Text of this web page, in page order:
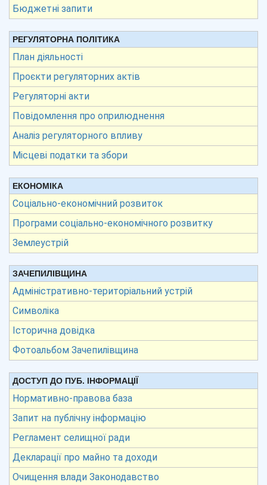
Бюджетні запити
РЕГУЛЯТОРНА ПОЛІТИКА
План діяльності
Проєкти регуляторних актів
Регуляторні акти
Повідомлення про оприлюднення
Аналіз регуляторного впливу
Місцеві податки та збори
ЕКОНОМІКА
Соціально-економічний розвиток
Програми соціально-економічного розвитку
Землеустрій
ЗАЧЕПИЛІВЩИНА
Адміністративно-територіальний устрій
Символіка
Історична довідка
Фотоальбом Зачепилівщина
ДОСТУП ДО ПУБ. ІНФОРМАЦІЇ
Нормативно-правова база
Запит на публічну інформацію
Регламент селищної ради
Декларації про майно та доходи
Очищення влади Законодавство